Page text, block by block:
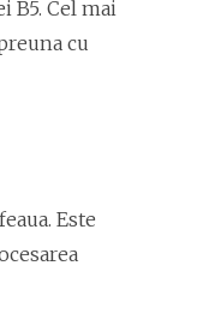
B5. Cel mai
cu
Este